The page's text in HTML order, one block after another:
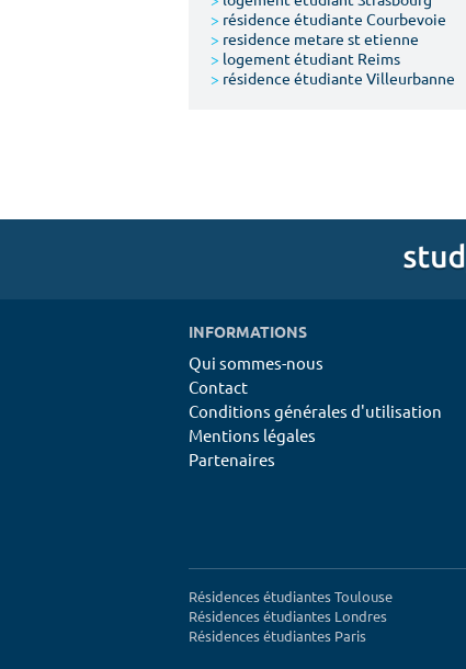
> résidence étudiante Courbevoie
> residence metare st etienne
> logement étudiant Reims
> résidence étudiante Villeurbanne
INFORMATIONS
Qui sommes-nous
Contact
Conditions générales d'utilisation
Mentions légales
Partenaires
Résidences étudiantes Toulouse
Résidences étudiantes Londres
Résidences étudiantes Paris